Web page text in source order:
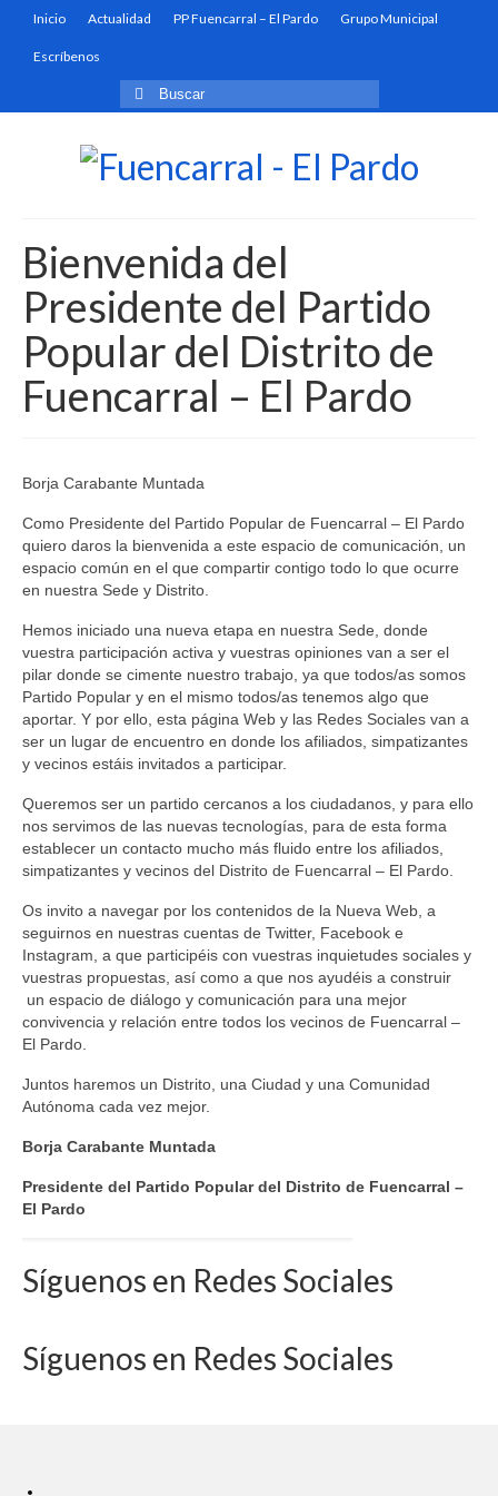
Inicio Actualidad PP Fuencarral – El Pardo Grupo Municipal
Escríbenos
Buscar
por:
Bienvenida del
Presidente del Partido
Popular del Distrito de
Fuencarral – El Pardo
Borja Carabante Muntada
Como Presidente del Partido Popular de Fuencarral – El Pardo
quiero daros la bienvenida a este espacio de comunicación, un
espacio común en el que compartir contigo todo lo que ocurre
en nuestra Sede y Distrito.
Hemos iniciado una nueva etapa en nuestra Sede, donde
vuestra participación activa y vuestras opiniones van a ser el
pilar donde se cimente nuestro trabajo, ya que todos/as somos
Partido Popular y en el mismo todos/as tenemos algo que
aportar. Y por ello, esta página Web y las Redes Sociales van a
ser un lugar de encuentro en donde los afiliados, simpatizantes
y vecinos estáis invitados a participar.
Queremos ser un partido cercanos a los ciudadanos, y para ello
nos servimos de las nuevas tecnologías, para de esta forma
establecer un contacto mucho más fluido entre los afiliados,
simpatizantes y vecinos del Distrito de Fuencarral – El Pardo.
Os invito a navegar por los contenidos de la Nueva Web, a
seguirnos en nuestras cuentas de Twitter, Facebook e
Instagram, a que participéis con vuestras inquietudes sociales y
vuestras propuestas, así como a que nos ayudéis a construir
un espacio de diálogo y comunicación para una mejor
convivencia y relación entre todos los vecinos de Fuencarral –
El Pardo.
Juntos haremos un Distrito, una Ciudad y una Comunidad
Autónoma cada vez mejor.
Borja Carabante Muntada
Presidente del Partido Popular del Distrito de Fuencarral –
El Pardo
Síguenos en Redes Sociales
Síguenos en Redes Sociales